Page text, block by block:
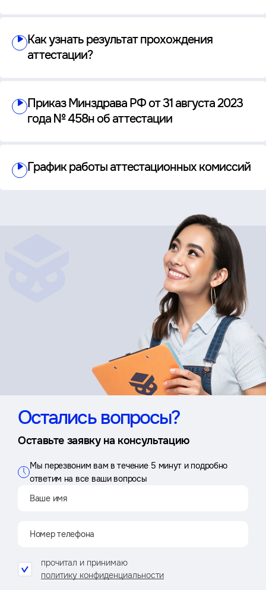
Как узнать результат прохождения
аттестации?
Приказ Минздрава РФ от 31 августа 2023
года № 458н об аттестации
График работы аттестационных комиссий
Остались вопросы?
Оставьте заявку на консультацию
Мы перезвоним вам в течение 5 минут и подробно
ответим на все ваши вопросы
прочитал и принимаю
политику конфиденциальности